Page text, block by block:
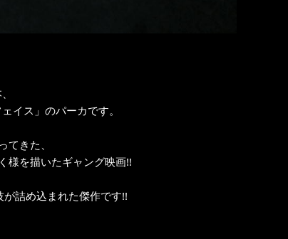
イス」のパーカです。
きた、
様を描いたギャング映画!!
詰め込まれた傑作です!!